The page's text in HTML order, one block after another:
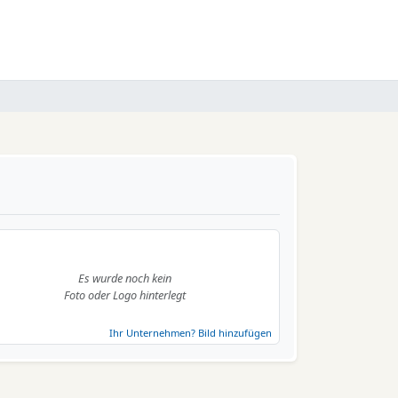
Es wurde noch kein
Foto oder Logo hinterlegt
Ihr Unternehmen? Bild hinzufügen